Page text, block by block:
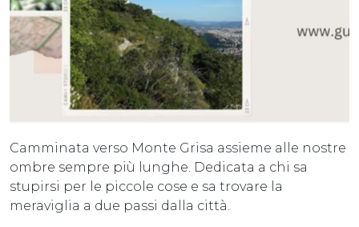
Camminata verso Monte Grisa assieme alle nostre
ombre sempre più lunghe. Dedicata a chi sa
stupirsi per le piccole cose e sa trovare la
meraviglia a due passi dalla città.